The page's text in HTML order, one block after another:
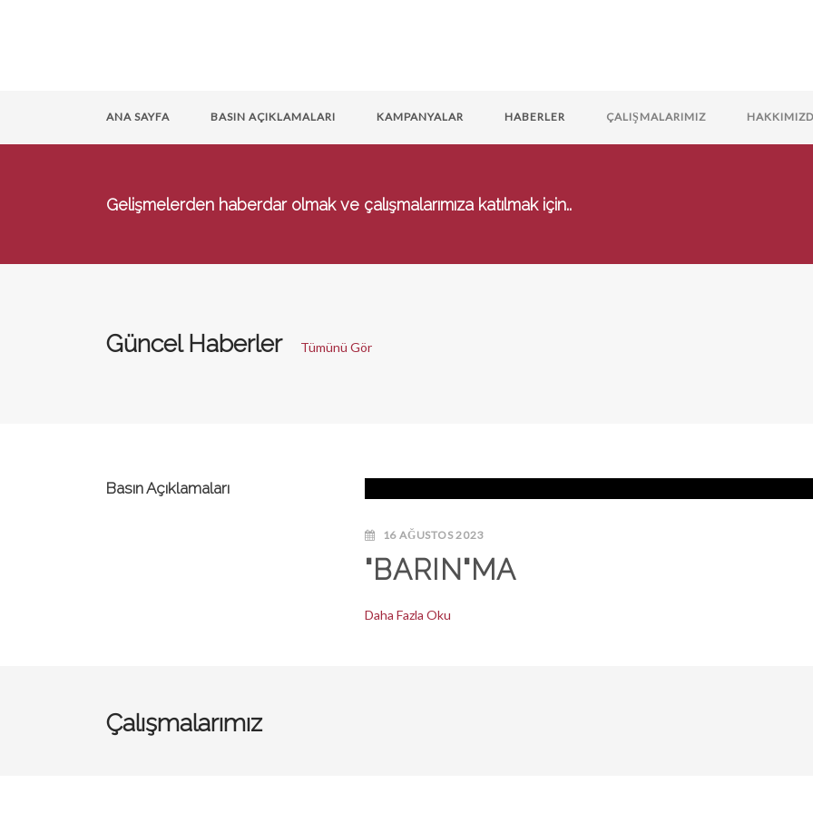
ANA SAYFA BASIN AÇIKLAMALARI KAMPANYALAR HABERLER ÇALIŞMALARIMIZ
Gelişmelerden haberdar olmak ve çalışmalarımıza katılmak için..
Güncel Haberler Tümünü Gör
16 AĞUSTOS 2023
"BARIN"MA
Daha Fazla Oku
Basın Açıklamaları
Çalışmalarımız